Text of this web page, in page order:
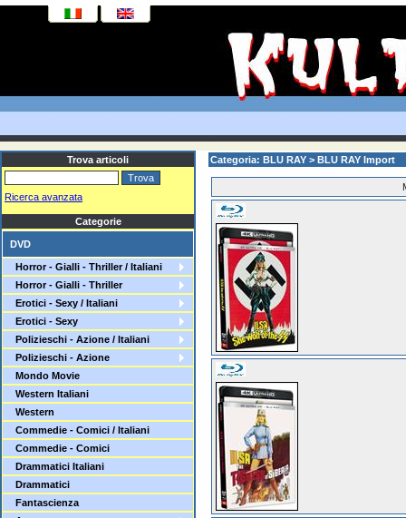
Trova articoli
Ricerca avanzata
Categorie
DVD
Horror - Gialli - Thriller / Italiani
Horror - Gialli - Thriller
Erotici - Sexy / Italiani
Erotici - Sexy
Polizieschi - Azione / Italiani
Polizieschi - Azione
Mondo Movie
Western Italiani
Western
Commedie - Comici / Italiani
Commedie - Comici
Drammatici Italiani
Drammatici
Fantascienza
Categoria: BLU RAY > BLU RAY Import